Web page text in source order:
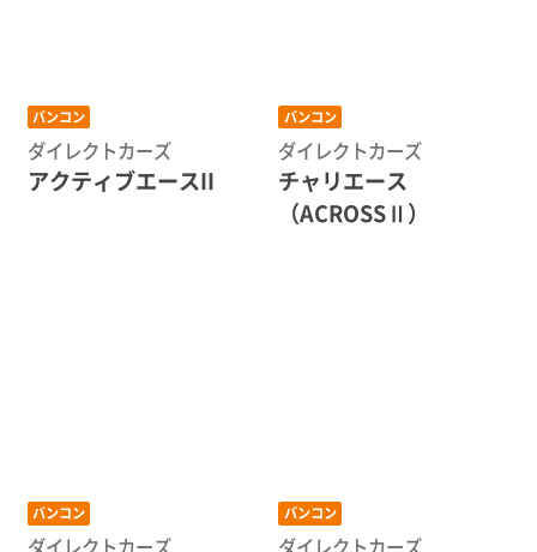
バンコン
ダイレクトカーズ
アクティブエースII
バンコン
ダイレクトカーズ
チャリエース
（ACROSSⅡ）
バンコン
ダイレクトカーズ
バンコン
ダイレクトカーズ